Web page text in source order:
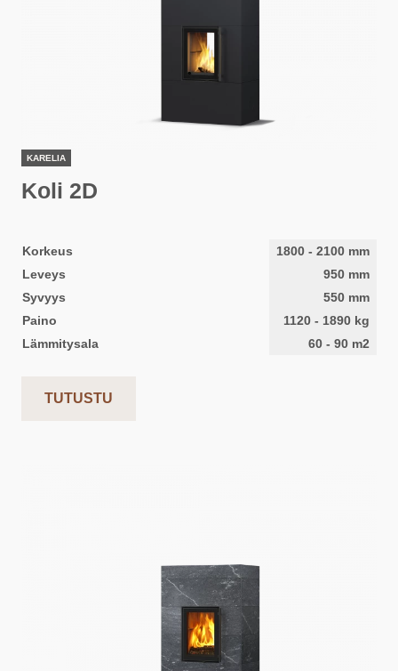
KARELIA
Koli 2D
Korkeus 1800 - 2100 mm
Leveys
950 mm
Syvyys
550 mm
Paino
1120 - 1890 kg
Lämmitysala
60 - 90 m2
TUTUSTU